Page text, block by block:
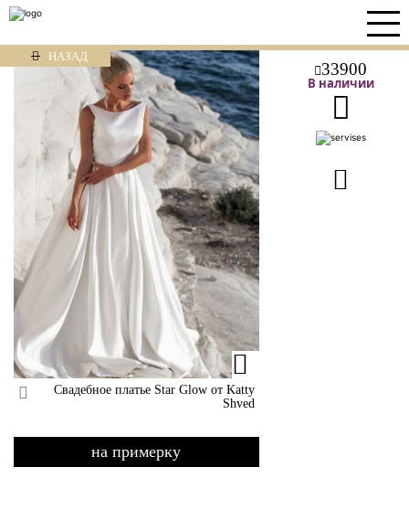
НАЗАД
33900
В наличии
Свадебное платье Star Glow от Katty
Shved
на примерку